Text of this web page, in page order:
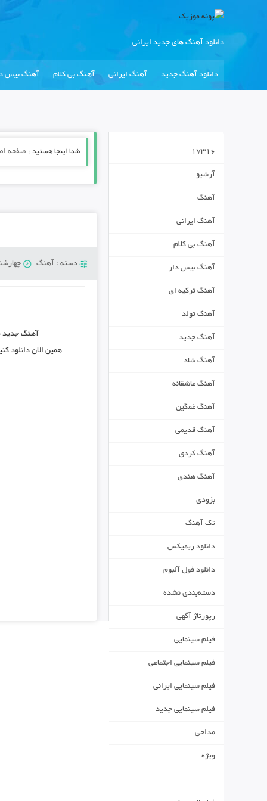
دانلود آهنگ های جدید ایرانی
دانلود آهنگ جدید آهنگ ایرانی آهنگ بی کلام آهنگ بیس
شما اینجا هستید : صفحه
دسته : آهنگ چهارشنبه 5
آهنگ جدید
همین الان دانلود
17316
آرشیو
آهنگ
آهنگ ایرانی
آهنگ بی کلام
آهنگ بیس دار
آهنگ ترکیه ای
آهنگ تولد
آهنگ جدید
آهنگ شاد
آهنگ عاشقانه
آهنگ غمگین
آهنگ قدیمی
آهنگ کردی
آهنگ هندی
بزودی
تک آهنگ
دانلود ریمیکس
دانلود فول آلبوم
دسته‌بندی نشده
رپورتاژ آگهی
فیلم سینمایی
فیلم سینمایی اجتماعی
فیلم سینمایی ایرانی
فیلم سینمایی جدید
مداحی
ویژه